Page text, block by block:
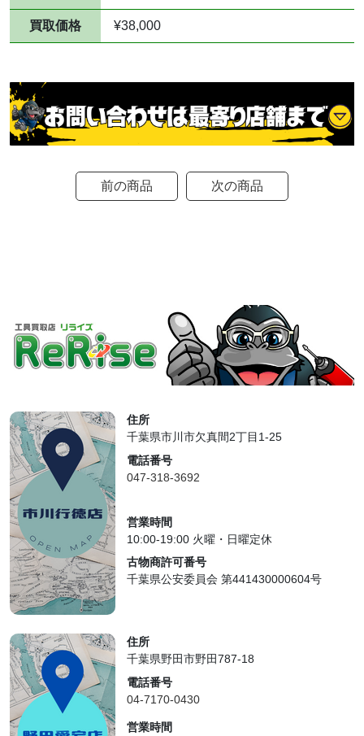
買取価格 ¥38,000
前の商品 次の商品
住所
千葉県市川市欠真間2丁目1-25
電話番号
047-318-3692
営業時間
10:00-19:00 火曜・日曜定休
古物商許可番号
千葉県公安委員会 第441430000604号
住所
千葉県野田市野田787-18
電話番号
04-7170-0430
営業時間